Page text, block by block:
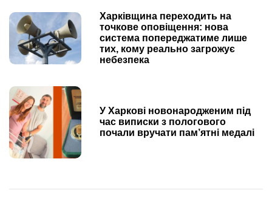
Харківщина переходить на
точкове оповіщення: нова
система попереджатиме лише
тих, кому реально загрожує
небезпека
У Харкові новонародженим під
час виписки з пологового
почали вручати пам’ятні медалі